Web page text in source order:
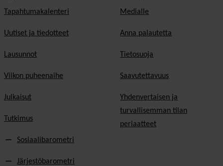
Tapahtumakalenteri
Uutiset ja tiedotteet
Lausunnot
Viikon puheenaihe
Julkaisut
Tutkimus
Sosiaalibarometri
Järjestöbarometri
Medialle
Anna palautetta
Tietosuoja
Saavutettavuus
Yhdenvertaisen ja
turvallisemman tilan
periaatteet